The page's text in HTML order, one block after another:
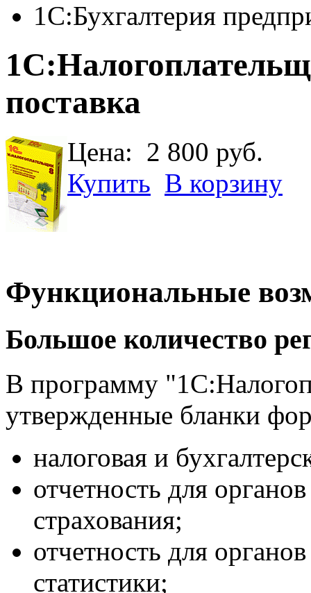
1С:Бухгалтерия
поставка
Цена: 2 800 руб.
Купить В корзину
Функциональные
Большое количество
В программу
утвержденные бланки
налоговая и
отчетность для
страхования;
отчетность для
статистики;